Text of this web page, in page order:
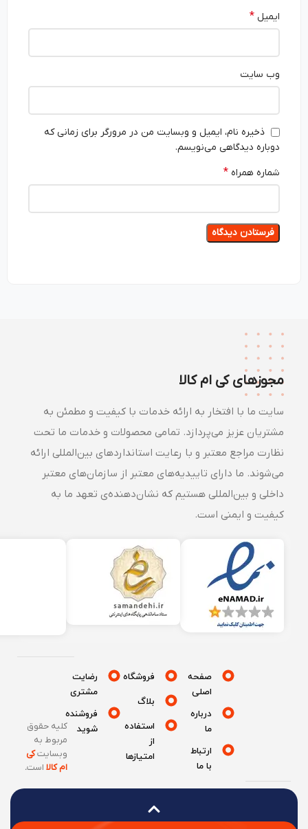
ایمیل*
وب‌ سایت
ذخیره نام، ایمیل و وبسایت من در مرورگر برای زمانی که
دوباره دیدگاهی می‌نویسم.
شماره همراه*
مجوزهای کی ام کالا
سایت ما با افتخار به ارائه خدمات با کیفیت و مطمئن به
مشتریان عزیز می‌پردازد. تمامی محصولات و خدمات ما تحت
نظارت مراجع معتبر و با رعایت استانداردهای بین‌المللی ارائه
می‌شوند. ما دارای تاییدیه‌های معتبر از سازمان‌های معتبر
داخلی و بین‌المللی هستیم که نشان‌دهنده‌ی تعهد ما به
کیفیت و ایمنی است.
صفحه
درباره
ارتباط
فروشگاه
بلاگ
استفاده
امتیازها
رضایت
مشتری
فروشنده
شوید
کلیه حقوق
مربوط به
وبسایتکی
ام کالااست.